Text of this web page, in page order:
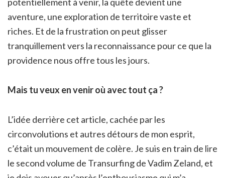
aventure, une exploration de territoire vaste et
riches. Et de la frustration on peut glisser
tranquillement vers la reconnaissance pour ce que la
providence nous offre tous les jours.
Mais tu veux en venir où avec tout ça ?
L’idée derrière cet article, cachée par les
circonvolutions et autres détours de mon esprit,
c’était un mouvement de colère. Je suis en train de lire
le second volume de Transurfing de Vadim Zeland, et